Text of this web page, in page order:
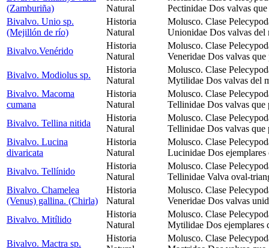
(Zamburiña)
Natural
Pectinidae Dos valvas
Bivalvo. Unio sp.
(Mejillón de río)
Historia
Natural
Molusco. Clase
Unionidae Dos valvas del
Bivalvo.Venérido
Historia
Natural
Molusco. Clase
Veneridae Dos valvas
Bivalvo. Modiolus sp.
Historia
Natural
Molusco. Clase
Mytilidae Dos valvas del
Bivalvo. Macoma
cumana
Historia
Natural
Molusco. Clase
Tellinidae Dos valvas que
Bivalvo. Tellina nitida
Historia
Natural
Molusco. Clase
Tellinidae Dos valvas que
Bivalvo. Lucina
divaricata
Historia
Natural
Molusco. Clase
Lucinidae Dos
Bivalvo. Tellínido
Historia
Natural
Molusco. Clase
Tellinidae Valva oval-
Bivalvo. Chamelea
(Venus) gallina. (Chirla)
Historia
Natural
Molusco. Clase
Veneridae Dos valvas
Bivalvo. Mitílido
Historia
Natural
Molusco. Clase
Mytilidae Dos ejemplares
Bivalvo. Mactra sp.
Historia
Molusco. Clase